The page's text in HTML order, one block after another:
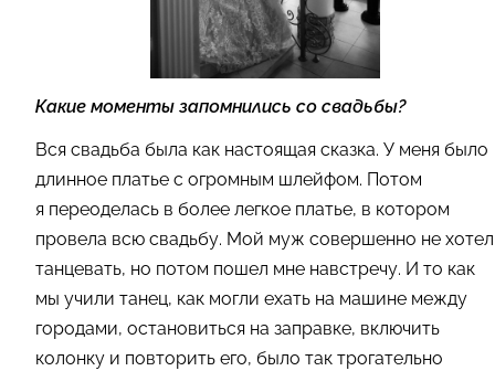
Какие моменты запомнились со свадьбы?
Вся свадьба была как настоящая сказка. У меня было
длинное платье с огромным шлейфом. Потом
я переоделась в более легкое платье, в котором
провела всю свадьбу. Мой муж совершенно не хотел
танцевать, но потом пошел мне навстречу. И то как
мы учили танец, как могли ехать на машине между
городами, остановиться на заправке, включить
колонку и повторить его, было так трогательно